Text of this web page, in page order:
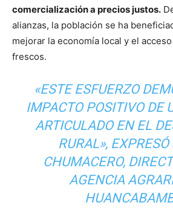
comercialización a precios justos.
alianzas, la población se ha
mejorar la economía local y el
frescos.
«ESTE ESFUERZO
IMPACTO POSITIVO DE
ARTICULADO EN EL
RURAL», EXPRESÓ
CHUMACERO,
AGENCIA